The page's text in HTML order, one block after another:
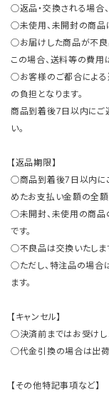
○返品・交換される場合
○未使用、未開封の商品
○お届けした商品が不良
この場合、送料等の費用
○お客様のご都合による
の負担となります。
商品到着後7日以内にご
い。
【返品期限】
○商品到着後7日以内に
めたお支払い金額の全額
○未開封、未使用の商品
です。
○不良品は交換いたしま
○ただし、特注品の場合
ます。
【キャンセル】
○決済前まではお受けし
○代金引換の場合は出荷
【その他特記事項など】